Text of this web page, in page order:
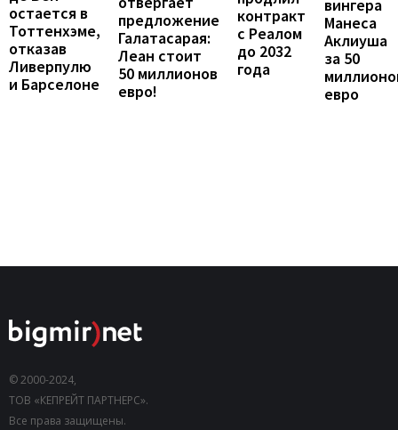
остается в
Тоттенхэме,
отказав
Ливерпулю
и Барселоне
предложение
Галатасарая:
Леан стоит
50 миллионов
евро!
контракт
с Реалом
до 2032
года
вингера
Манеса
Аклиуша
за 50
евро
© 2000-2024,
ТОВ «КЕПРЕЙТ ПАРТНЕРС».
Все права защищены.